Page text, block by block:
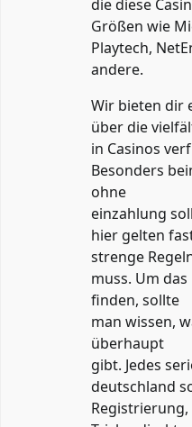
die diese
Größen wie
Playtech,
andere.
Wir bieten dir
über die
in Casinos
Besonders
ohne
einzahlung
hier gelten
strenge
muss. Um
finden, sollte
man wissen,
überhaupt
gibt. Jedes
deutschland